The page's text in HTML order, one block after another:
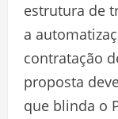
estrutura de
a
contratação
proposta
que blinda o